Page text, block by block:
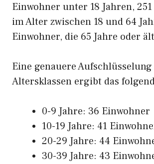
Einwohner unter 18 Jahren,
im Alter zwischen 18 und 64
Einwohner, die 65 Jahre oder
Eine genauere
Altersklassen ergibt das
0-9 Jahre: 36 Einwohner
10-19 Jahre: 41
20-29 Jahre: 44
30-39 Jahre: 43